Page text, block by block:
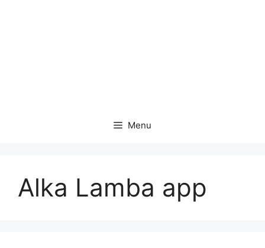
Menu
Alka Lamba app